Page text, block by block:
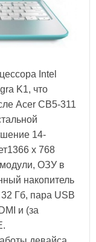
Intel
K1, что
Acer CB5-311
14-
х 768
ОЗУ в
накопитель
Гб, пара USB
и (за